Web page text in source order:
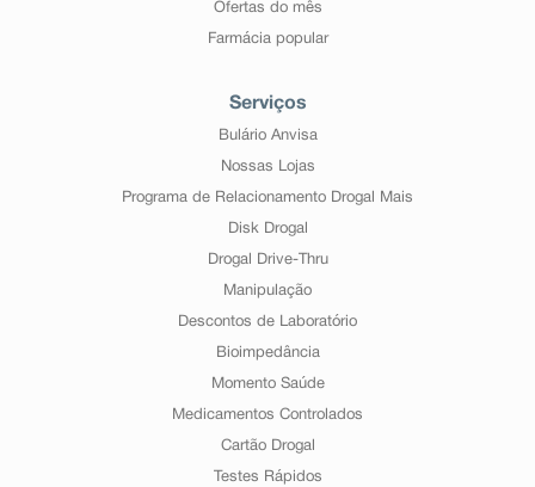
Ofertas do mês
Farmácia popular
Serviços
Bulário Anvisa
Nossas Lojas
Programa de Relacionamento Drogal Mais
Disk Drogal
Drogal Drive-Thru
Manipulação
Descontos de Laboratório
Bioimpedância
Momento Saúde
Medicamentos Controlados
Cartão Drogal
Testes Rápidos